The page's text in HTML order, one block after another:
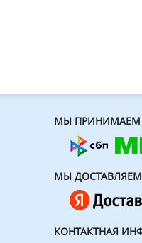
МЫ ПРИНИМАЕМ
МЫ ДОСТАВЛЯЕМ
КОНТАКТНАЯ